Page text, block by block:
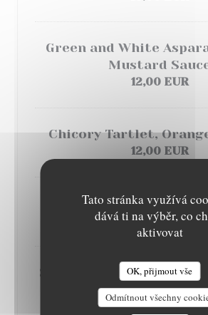
Tato stránka využívá
dává ti na výběr, co
aktivovat
OK, přijmout vše
Odmítnout všechny
Green and White
Mustard
12,00 EUR
Chicory Tartlet,
12,00 EUR
Fish Accras, Tandoori
10,00 EUR
Salmon Tartar, Toasted
Avocado
14,00 EUR
LES DESSOUS…